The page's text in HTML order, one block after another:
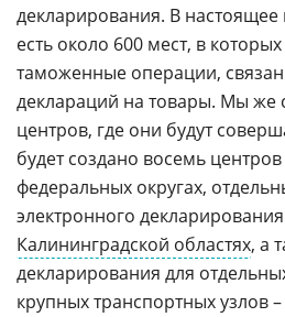
декларирования. В
есть около 600 мест, в
таможенные операции,
деклараций на товары. Мы же
центров, где они будут
будет создано восемь
федеральных округах,
электронного
Калининградской областях, а
декларирования для
крупных транспортных узлов